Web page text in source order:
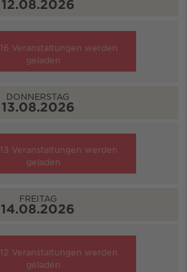
12.08.2026
16 Veranstaltungen werden
geladen
DONNERSTAG
13.08.2026
13 Veranstaltungen werden
geladen
FREITAG
14.08.2026
12 Veranstaltungen werden
geladen